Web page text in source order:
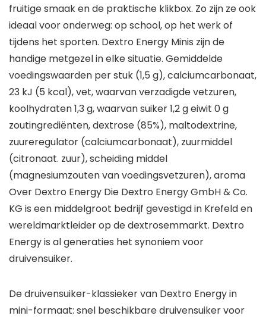
fruitige smaak en de praktische klikbox. Zo zijn ze ook
ideaal voor onderweg: op school, op het werk of
tijdens het sporten. Dextro Energy Minis zijn de
handige metgezel in elke situatie. Gemiddelde
voedingswaarden per stuk (1,5 g), calciumcarbonaat,
23 kJ (5 kcal), vet, waarvan verzadigde vetzuren,
koolhydraten 1,3 g, waarvan suiker 1,2 g eiwit 0 g
zoutingrediënten, dextrose (85%), maltodextrine,
zuureregulator (calciumcarbonaat), zuurmiddel
(citronaat. zuur), scheiding middel
(magnesiumzouten van voedingsvetzuren), aroma
Over Dextro Energy Die Dextro Energy GmbH & Co.
KG is een middelgroot bedrijf gevestigd in Krefeld en
wereldmarktleider op de dextrosemmarkt. Dextro
Energy is al generaties het synoniem voor
druivensuiker.
De druivensuiker-klassieker van Dextro Energy in
mini-formaat: snel beschikbare druivensuiker voor